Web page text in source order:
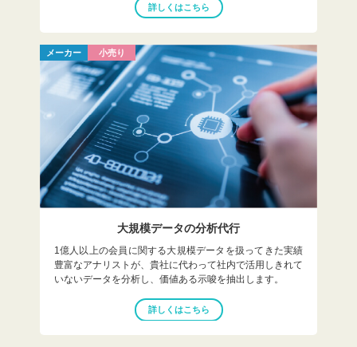
詳しくはこちら
メーカー 小売り
大規模データの分析代行
1億人以上の会員に関する大規模データを扱ってきた実績
豊富なアナリストが、貴社に代わって社内で活用しきれて
いないデータを分析し、価値ある示唆を抽出します。
詳しくはこちら